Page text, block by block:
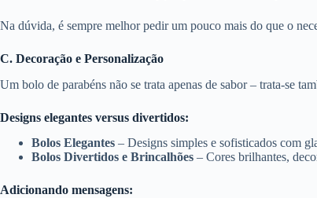
Na dúvida, é sempre melhor pedir um pouco mais do que o
C. Decoração e Personalização
Um bolo de parabéns não se trata apenas de sabor – trata-se
Designs elegantes versus divertidos:
Bolos Elegantes – Designs simples e sofisticados com
Bolos Divertidos e Brincalhões – Cores brilhantes,
Adicionando mensagens: